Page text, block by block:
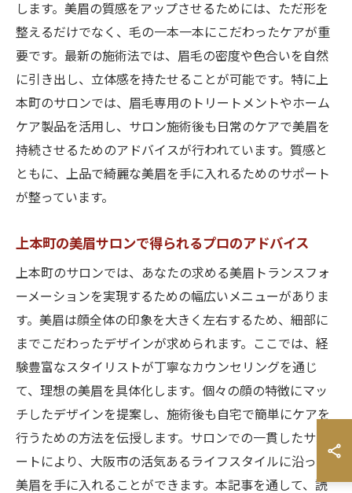
します。美眉の質感をアップさせるためには、ただ形を
整えるだけでなく、毛の一本一本にこだわったケアが重
要です。最新の施術法では、眉毛の密度や色合いを自然
に引き出し、立体感を持たせることが可能です。特に上
本町のサロンでは、眉毛専用のトリートメントやホーム
ケア製品を活用し、サロン施術後も日常のケアで美眉を
持続させるためのアドバイスが行われています。質感と
ともに、上品で綺麗な美眉を手に入れるためのサポート
が整っています。
上本町の美眉サロンで得られるプロのアドバイス
上本町のサロンでは、あなたの求める美眉トランスフォ
ーメーションを実現するための幅広いメニューがありま
す。美眉は顔全体の印象を大きく左右するため、細部に
までこだわったデザインが求められます。ここでは、経
験豊富なスタイリストが丁寧なカウンセリングを通じ
て、理想の美眉を具体化します。個々の顔の特徴にマッ
チしたデザインを提案し、施術後も自宅で簡単にケアを
行うための方法を伝授します。サロンでの一貫したサポ
ートにより、大阪市の活気あるライフスタイルに沿った
美眉を手に入れることができます。本記事を通して、読